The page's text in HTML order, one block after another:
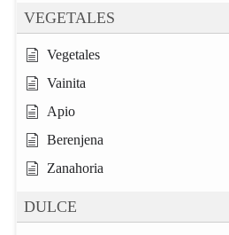
VEGETALES
Vegetales
Vainita
Apio
Berenjena
Zanahoria
DULCE